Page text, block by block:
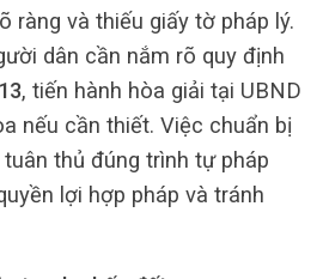
ràng và thiếu giấy tờ pháp lý.
dân cần nắm rõ quy định
, tiến hành hòa giải tại UBND
nếu cần thiết. Việc chuẩn bị
thủ đúng trình tự pháp
lợi hợp pháp và tránh